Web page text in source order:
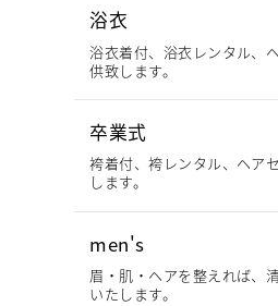
浴衣
浴衣着付、浴衣レンタル、
供致します。
卒業式
袴着付、袴レンタル、ヘア
します。
men's
眉・肌・ヘアを整えれば、
いたします。